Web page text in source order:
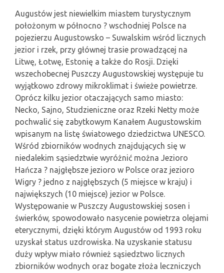
Augustów jest niewielkim miastem turystycznym
położonym w północno ? wschodniej Polsce na
pojezierzu Augustowsko – Suwalskim wśród licznych
jezior i rzek, przy głównej trasie prowadzącej na
Litwę, Łotwę, Estonię a także do Rosji. Dzięki
wszechobecnej Puszczy Augustowskiej występuje tu
wyjątkowo zdrowy mikroklimat i świeże powietrze.
Oprócz kilku jezior otaczających samo miasto:
Necko, Sajno, Studzieniczne oraz Rzeki Netty może
pochwalić się zabytkowym Kanałem Augustowskim
wpisanym na listę światowego dziedzictwa UNESCO.
Wśród zbiorników wodnych znajdujących się w
niedalekim sąsiedztwie wyróżnić można Jezioro
Hańcza ? najgłębsze jezioro w Polsce oraz jezioro
Wigry ? jedno z najgłębszych (5 miejsce w kraju) i
największych (10 miejsce) jezior w Polsce.
Występowanie w Puszczy Augustowskiej sosen i
świerków, spowodowało nasycenie powietrza olejami
eterycznymi, dzięki którym Augustów od 1993 roku
uzyskał status uzdrowiska. Na uzyskanie statusu
duży wpływ miało również sąsiedztwo licznych
zbiorników wodnych oraz bogate złoża leczniczych